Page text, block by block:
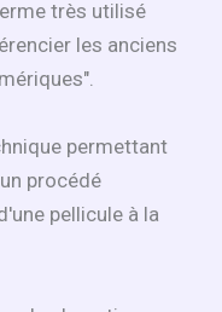
très utilisé
les anciens
permettant
procédé
pellicule à la